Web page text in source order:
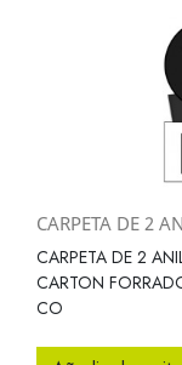
CARPETA DE 2
CARPETA DE 2
CARTON
CO